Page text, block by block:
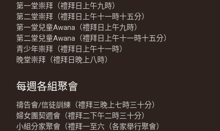
第一堂崇拜（禮拜日上午九時）
第二堂崇拜（禮拜日上午十一時十五分）
第一堂兒童Awana（禮拜日上午九時）
第二堂兒童Awana（禮拜日上午十一時十五分）
青少年崇拜（禮拜日上午十一時）
晚堂崇拜（禮拜日晚上八時）
每週各組聚會
禱告會/信徒訓練（禮拜三晚上七時三十分）
婦女團契週會（禮拜二下午二時三十分）
小組分家聚會（禮拜一至六（各家舉行聚會）